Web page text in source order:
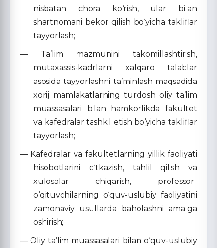
nisbatan chora ko‘rish, ular bilan
shartnomani bekor qilish bo‘yicha takliflar
tayyorlash;
— Ta’lim mazmunini takomillashtirish,
mutaxassis-kadrlarni xalqaro talablar
asosida tayyorlashni ta’minlash maqsadida
xorij mamlakatlarning turdosh oliy ta’lim
muassasalari bilan hamkorlikda fakultet
va kafedralar tashkil etish bo‘yicha takliflar
tayyorlash;
— Kafedralar va fakultetlarning yillik faoliyati
hisobotlarini o‘tkazish, tahlil qilish va
xulosalar chiqarish, professor-
o‘qituvchilarning o‘quv-uslubiy faoliyatini
zamonaviy usullarda baholashni amalga
oshirish;
— Oliy ta’lim muassasalari bilan o‘quv-uslubiy